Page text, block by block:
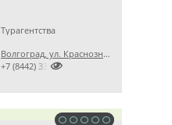
Турагентства
Волгоград, ул. Краснознаменская, д. 15а

+7 (8442) 335898